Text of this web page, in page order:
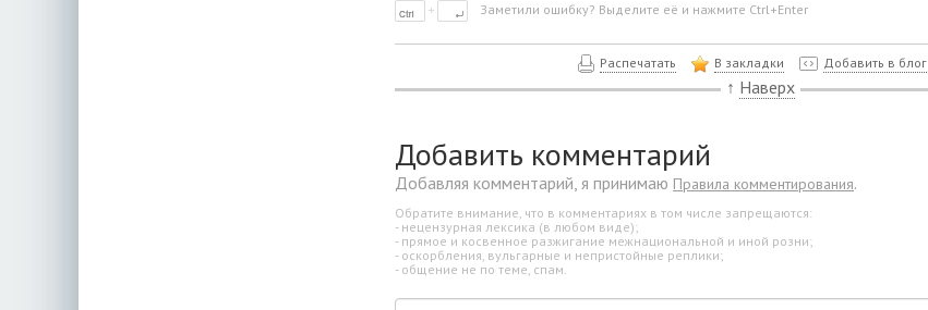
Заметили ошибку? Выделите её и нажмите Ctrl+Enter
Распечатать В закладки Добавить в блог
↑ Наверх
Добавить комментарий
Добавляя комментарий, я принимаю Правила комментирования.
Обратите внимание, что в комментариях в том числе запрещаются:
- нецензурная лексика (в любом виде);
- прямое и косвенное разжигание межнациональной и иной розни;
- оскорбления, вульгарные и непристойные реплики;
- общение не по теме, спам.